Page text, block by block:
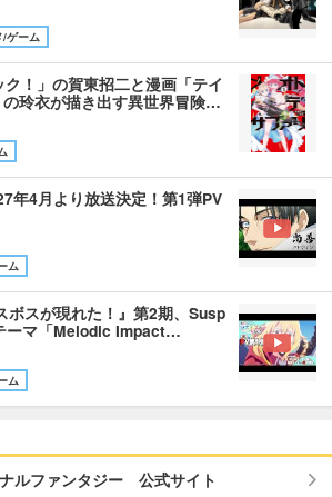
/ゲーム
ク！」の賀東招二と漫画「テイ
玲衣が描き出す異世界冒険…
年4月より放送決定！第1弾PV
ム
ボスが現れた！』第2期、Susp
ーマ「Melodic Impact…
ム
ルファンタジー 公式サイト